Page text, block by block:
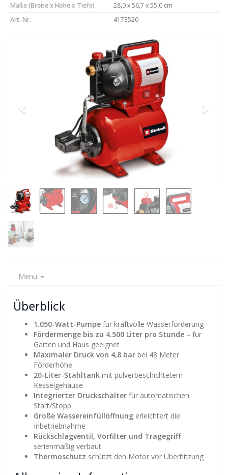
Maße (Breite x Höhe x Tiefe)
28,0 x 56,7 x 55,0 cm
Art. Nr.
4173520
Menu
Überblick
1.050-Watt-Pumpe für kraftvolle Wasserförderung
Fördermenge bis zu 4.500 Liter pro Stunde – für
Garten und Haus geeignet
Maximaler Druck von 4,8 bar bei 48 Meter
Förderhöhe
20-Liter-Stahltank mit pulverbeschichtetem
Kesselgehäuse
Integrierter Druckschalter für automatischen
Start/Stopp
Große Wassereinfüllöffnung erleichtert die
Inbetriebnahme
Rückschlagventil, Vorfilter und Tragegriff
serienmäßig verbaut
Thermoschutz schützt den Motor vor Überhitzung